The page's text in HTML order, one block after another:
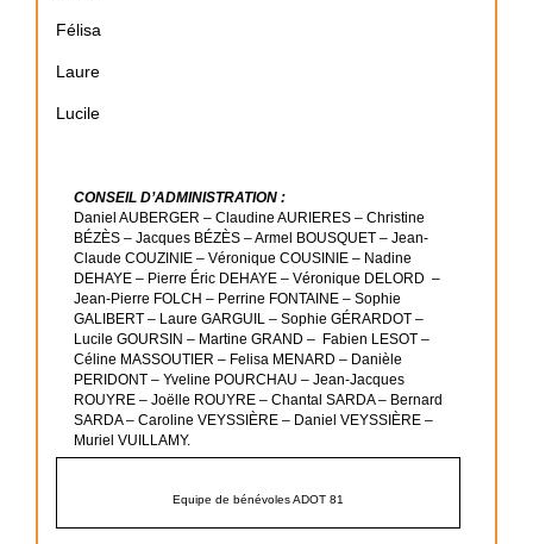
Félisa
Laure
Lucile
CONSEIL D’ADMINISTRATION :
Daniel AUBERGER – Claudine AURIERES – Christine
BÉZÈS – Jacques BÉZÈS – Armel BOUSQUET – Jean-
Claude COUZINIE – Véronique COUSINIE – Nadine
DEHAYE – Pierre Éric DEHAYE – Véronique DELORD –
Jean-Pierre FOLCH – Perrine FONTAINE – Sophie
GALIBERT – Laure GARGUIL – Sophie GÉRARDOT –
Lucile GOURSIN – Martine GRAND – Fabien LESOT –
Céline MASSOUTIER – Felisa MENARD – Danièle
PERIDONT – Yveline POURCHAU – Jean-Jacques
ROUYRE – Joëlle ROUYRE – Chantal SARDA – Bernard
SARDA – Caroline VEYSSIÈRE – Daniel VEYSSIÈRE –
Muriel VUILLAMY.
Equipe de bénévoles ADOT 81